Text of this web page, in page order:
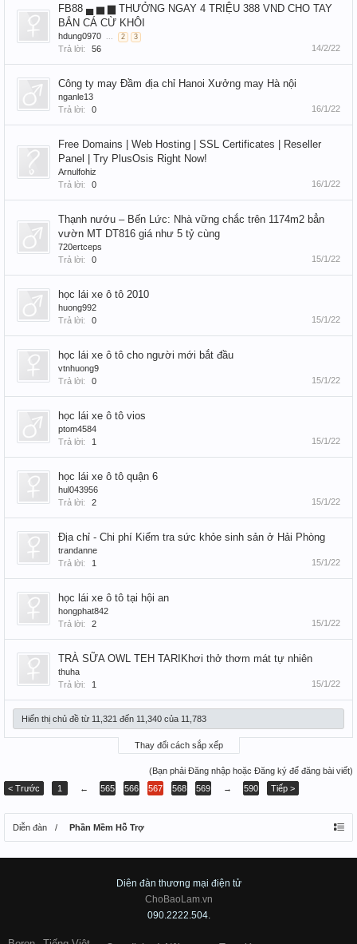
FB88 ▄ ▅ ▆ THƯỞNG NGAY 4 TRIỆU 388 VND CHO TAY
BẮN CÁ CỪ KHÔI
hdung0970 ... 2 3
Trả lời: 56 14/2/22
Công ty may Đầm địa chỉ Hanoi Xưởng may Hà nội
nganle13
Trả lời:
0 16/1/22
Free Domains | Web Hosting | SSL Certificates | Reseller
Panel | Try PlusOsis Right Now!
Arnulfohiz
Trả lời:
0 16/1/22
Thạnh nướu – Bến Lức: Nhà vững chắc trên 1174m2 bẳn
vườn MT DT816 giá như 5 tỷ cùng
720ertceps
Trả lời:
0 15/1/22
học lái xe ô tô 2010
huong992
Trả lời:
0 15/1/22
học lái xe ô tô cho người mới bắt đầu
vtnhuong9
Trả lời:
0 15/1/22
học lái xe ô tô vios
ptom4584
Trả lời:
1 15/1/22
học lái xe ô tô quận 6
hul043956
Trả lời:
2 15/1/22
Địa chỉ - Chi phí Kiểm tra sức khỏe sinh sản ở Hải Phòng
trandanne
Trả lời:
1 15/1/22
học lái xe ô tô tại hội an
hongphat842
Trả lời:
2 15/1/22
TRÀ SỮA OWL TEH TARIKhơi thở thơm mát tự nhiên
thuha
Trả lời:
1 15/1/22
Hiển thị chủ đề từ 11,321 đến 11,340 của 11,783
Thay đổi cách sắp xếp
(Bạn phải Đăng nhập hoặc Đăng ký để đăng bài viết)
< Trước
1 ← 565 566 567 568 569 → 590 Tiếp >
Diễn đàn Phần Mềm Hỗ Trợ
Diên đàn thương mại điện tử
ChoBaoLam.vn
090.2222.504.